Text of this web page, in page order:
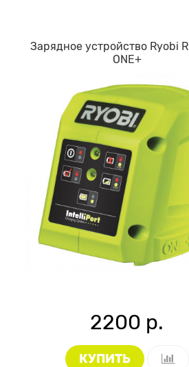
Зарядное устройство Ryobi
ONE+
2200 р.
КУПИТЬ